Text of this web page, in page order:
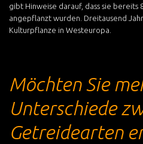
gibt Hinweise darauf, dass sie bereits
angepflanzt wurden. Dreitausend
Kulturpflanze in Westeuropa.
Möchten Sie
Unterschiede
Getreidearten